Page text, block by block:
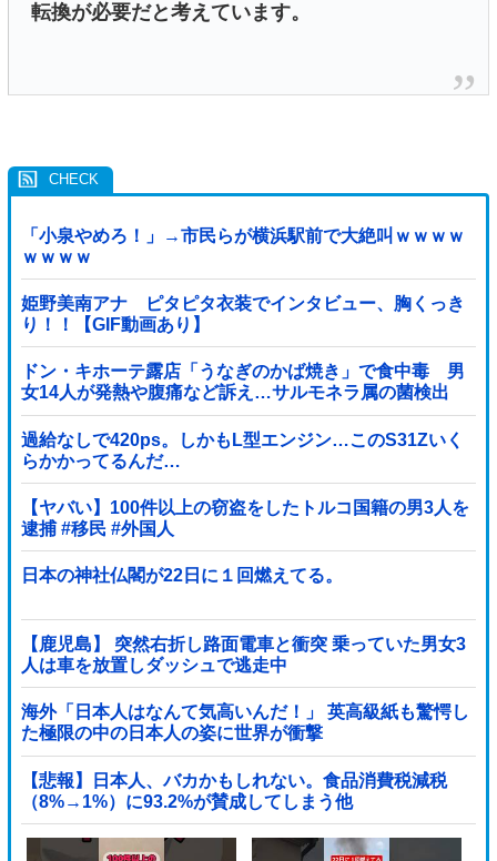
転換が必要だと考えています。
「小泉やめろ！」→市民らが横浜駅前で大絶叫ｗｗｗｗ
ｗｗｗｗ
姫野美南アナ ピタピタ衣装でインタビュー、胸くっき
り！！【GIF動画あり】
ドン・キホーテ露店「うなぎのかば焼き」で食中毒 男
女14人が発熱や腹痛など訴え…サルモネラ属の菌検出
過給なしで420ps。しかもL型エンジン…このS31Zいく
らかかってるんだ…
【ヤバい】100件以上の窃盗をしたトルコ国籍の男3人を
逮捕 #移民 #外国人
日本の神社仏閣が22日に１回燃えてる。
【鹿児島】 突然右折し路面電車と衝突 乗っていた男女3
人は車を放置しダッシュで逃走中
海外「日本人はなんて気高いんだ！」 英高級紙も驚愕し
た極限の中の日本人の姿に世界が衝撃
【悲報】日本人、バカかもしれない。食品消費税減税
（8%→1%）に93.2%が賛成してしまう他